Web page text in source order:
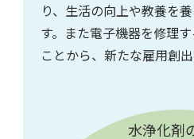
り、生活の向上や教養を
す。また電子機器を修理
ことから、新たな雇用創
水浄化剤